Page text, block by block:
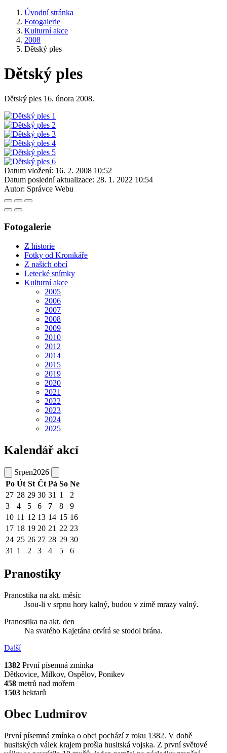
Úvodní stránka
Fotogalerie
Kulturní akce
2008
Dětský ples
Dětský ples
Dětský ples 16. února 2008.
Datum vložení: 16. 2. 2008 10:52
Datum poslední aktualizace: 28. 1. 2022 10:54
Autor: Správce Webu
Fotogalerie
Z historie
Fotky od Kronikáře
Z našich obcí
Letecké snímky
Kulturní akce
2005
2006
2007
2008
2009
2010
2012
2014
2015
2019
2020
2021
2022
2023
2024
2025
Kalendář akcí
Srpen2026
Po Út St Čt Pá So Ne
27 28 29 30 31 1
2
3
4 5 6 7 8
9
10 11 12 13 14 15 16
17 18 19 20 21 22 23
24 25 26 27 28 29 30
31 1 2 3 4 5 6
Pranostiky
Pranostika na akt. měsíc
Jsou-li v srpnu hory kalný, budou v zimě mrazy valný.
Pranostika na akt. den
Na svatého Kajetána otvírá se stodol brána.
Další
1382 První písemná zmínka
Dětkovice, Milkov, Ospělov, Ponikev
458 metrů nad mořem
1503 hektarů
Obec Ludmírov
První písemná zmínka o obci pochází z roku 1382. V době
husitských válek krajem prošla husitská vojska. Z první světové